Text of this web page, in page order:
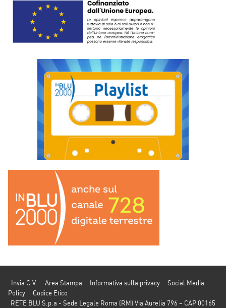
Invia C.V. Area Stampa Informativa sulla privacy
Social Media
Policy
Codice Etico
RETE BLU S.p.a - Sede Legale Roma (RM) Via Aurelia 796 – CAP 00165